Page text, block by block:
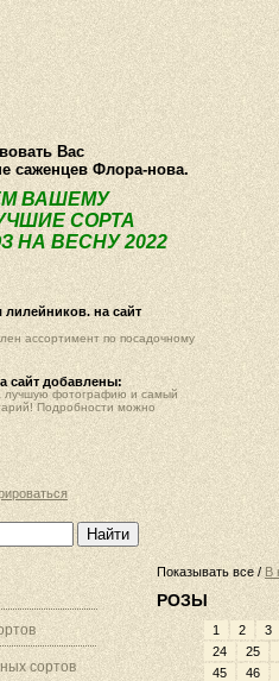
Статьи Опт
Вас
саженцев Флора-нова.
ВАШЕМУ
СОРТА
НА ВЕСНУ 2022
на сайт
ассортимент по посадочному
сайт добавлены:
лучшую фотографию и самый
Подробности можно
сортов
Показывать все / В
РОЗЫ
1 2
3
24
25
45
46